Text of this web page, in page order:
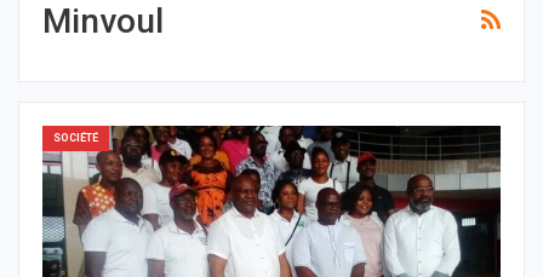
Minvoul
SOCIÉTÉ